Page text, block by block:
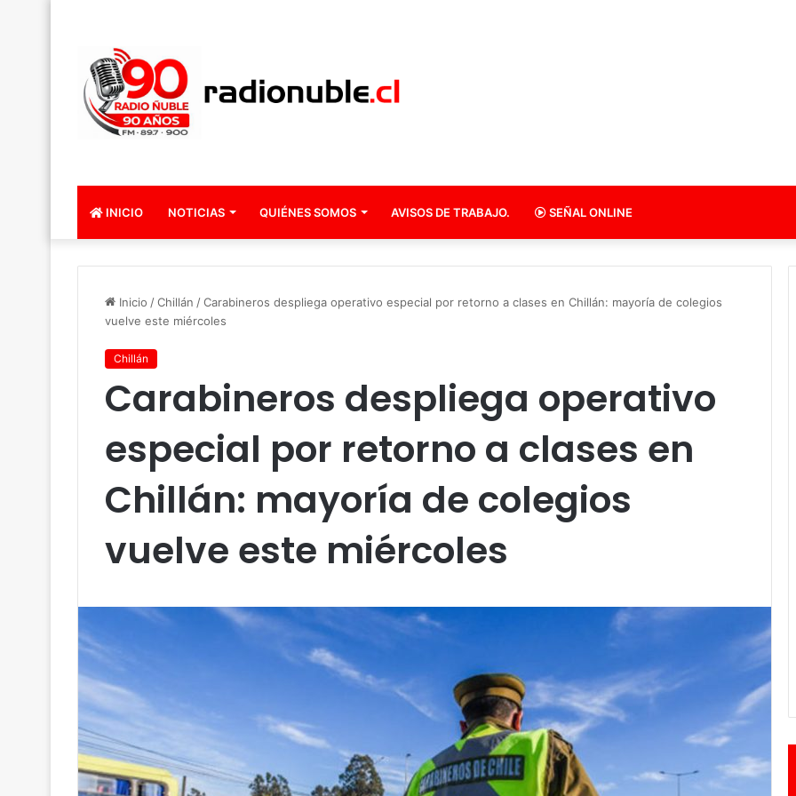
INICIO NOTICIAS QUIÉNES SOMOS AVISOS DE TRABAJO. SEÑAL ONLINE
Inicio /Chillán /Carabineros despliega operativo especial por retorno a clases en Chillán: mayoría de colegios
vuelve este miércoles
Chillán
Carabineros despliega operativo
especial por retorno a clases en
Chillán: mayoría de colegios
vuelve este miércoles